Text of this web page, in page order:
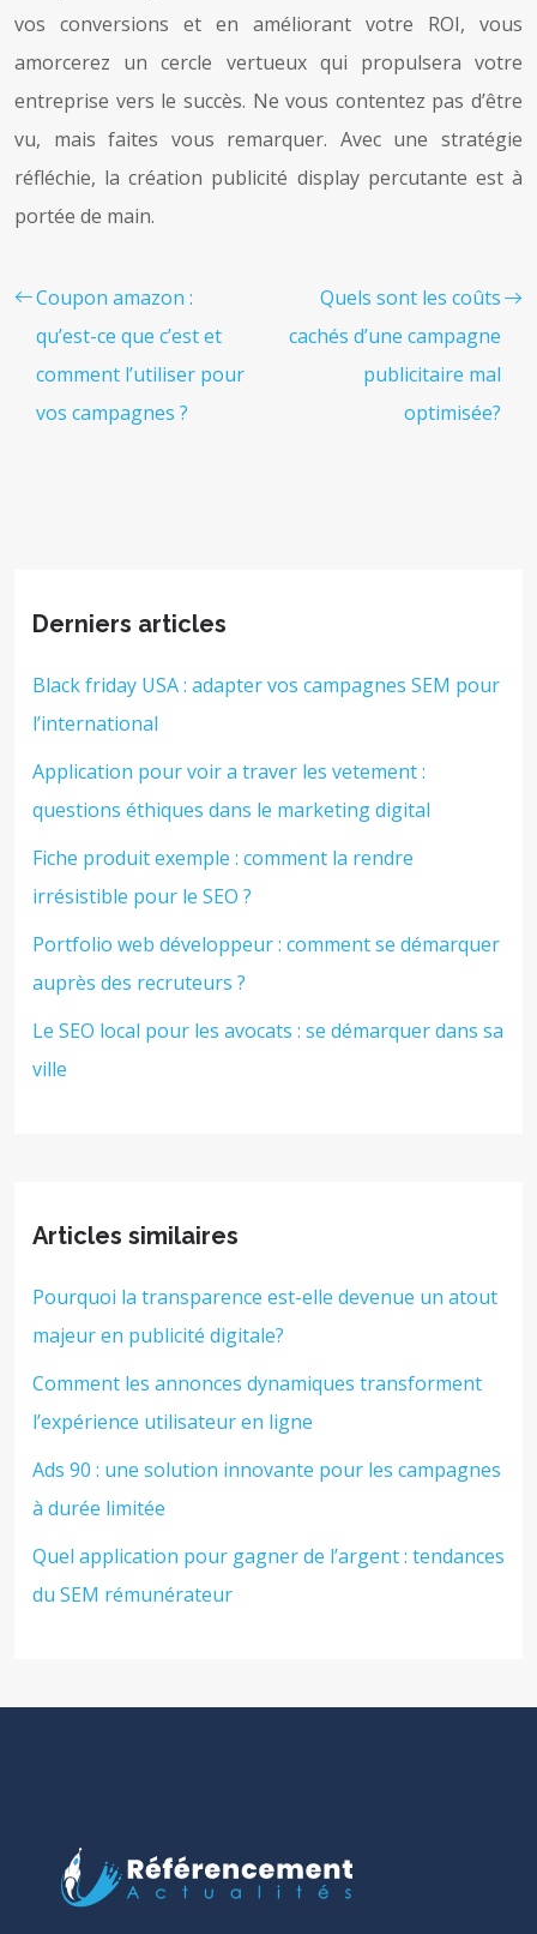
vos conversions et en améliorant votre ROI, vous
amorcerez un cercle vertueux qui propulsera votre
entreprise vers le succès. Ne vous contentez pas d’être
vu, mais faites vous remarquer. Avec une stratégie
réfléchie, la création publicité display percutante est à
portée de main.
Coupon amazon :
qu’est-ce que c’est et
comment l’utiliser pour
vos campagnes ?
Quels sont les coûts
cachés d’une campagne
publicitaire mal
optimisée?
Derniers articles
Black friday USA : adapter vos campagnes SEM pour
l’international
Application pour voir a traver les vetement :
questions éthiques dans le marketing digital
Fiche produit exemple : comment la rendre
irrésistible pour le SEO ?
Portfolio web développeur : comment se démarquer
auprès des recruteurs ?
Le SEO local pour les avocats : se démarquer dans sa
ville
Articles similaires
Pourquoi la transparence est-elle devenue un atout
majeur en publicité digitale?
Comment les annonces dynamiques transforment
l’expérience utilisateur en ligne
Ads 90 : une solution innovante pour les campagnes
à durée limitée
Quel application pour gagner de l’argent : tendances
du SEM rémunérateur